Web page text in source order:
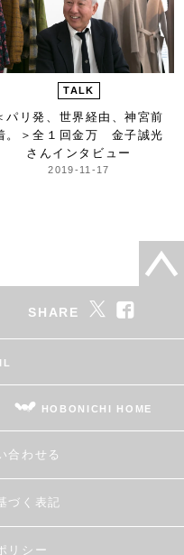
TALK
パリ発、世界経由、神宮前
。＞全１回金万 金子誠光
さんインタビュー
2019-11-17
SHARE
HOBONICHI HOME
合わせる
づく表記
リシー